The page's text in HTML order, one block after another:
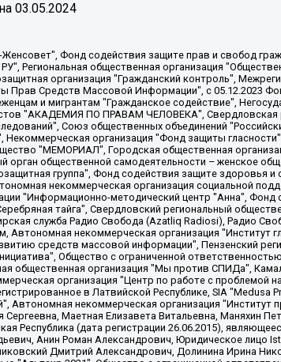
03.05.2024
Баданин Роман Сергеевич, Гликин Максим Александрович, Железнова Мария Михайловна, Лукьянова Юлия Сергеевна, Маетная Елизавета Витальевна, Маняхин Петр Борисович, Чуракова Ольга Владимировна, Ярош Юлия Петровна, Юридическое лицо "The Insider SIA", зарегистрированное в Риге, Латвийская Республика (дата регистрации 26.06.2015), являющееся администратором доменного имени интернет-издания "The Insider SIA", https://theins.ru, Постернак Алексей Евгеньевич, Рубин Михаил Аркадьевич, Анин Роман Александрович, Юридическое лицо Istories fonds, зарегистрированное в Латвийской Республике (регистрационный номер 50008295751, дата регистрации 24.02.2020), Великовский Дмитрий Александрович, Долинина Ирина Николаевна, Мароховская Алеся Алексеевна, Шлейнов Роман Юрьевич, Шмагун Олеся Валентиновна, Общество с ограниченной ответственностью "Альтаир 2021", Общество с ограниченной ответственностью "Вега 2021", Общество с ограниченной ответственностью "Главный редактор 2021", Общество с ограниченной ответственностью "Ромашки монолит", Важенков Артем Валерьевич, Ивановская областная общественная организация "Центр гендерных исследований", Гурман Юрий Альбертович, Медиапроект "ОВД-Инфо", Егоров Владимир Владимирович, Жилинский Владимир Александрович, Общество с ограниченной ответственностью "ЗП", Иванова София Юрьевна, Карезина Инна Павловна, Кильтау Екатерина Викторовна, Петров Алексей Викторович, Пискунов Сергей Евгеньевич, Смирнов Сергей Сергеевич, Тихонов Михаил Сергеевич, Общество с ограниченной ответственностью "ЖУРНАЛИСТ-ИНОСТРАННЫЙ АГЕНТ", Арапова Галина Юрьевна, Вольтская Татьяна Анатольевна, Американская компания "Mason G.E.S. Anonymous Foundation" (США), являющаяся владельцем интернет-издания https://mnews.world/, Компания "Stichting Bellingcat", зарегистрированная в Нидерландах (дата регистрации 11.07.2018), Захаров Андрей Вячеславович, Клепиковская Екатерина Дмитриевна, Общество с ограниченной ответственностью "МЕМО", Перл Роман Александрович, Симонов Евгений Алексеевич, Соловьева Елена Анатольевна, Сотников Даниил Владимирович, Сурначева Елизавета Дмитриевна, Автономная некоммерческая организация по защите прав человека и информированию населения "Якутия – Наше Мнение", Общество с ограниченной ответственностью "Москоу диджитал медиа", с 26.01.2023 Общество с ограниченной ответственностью "Чайка Белые сады", Ветошкина Валерия Валерьевна, Заговора Максим Александрович, Межрегиональное общественное движение "Российская ЛГБТ - сеть", Оленичев Максим Владимирович, Павлов Иван Юрьевич, Скворцова Елена Сергеевна, Общество с ограниченной ответственностью "Как бы инагент", Кочетков Игорь Викторович, Общество с ограниченной ответственностью "Честные выборы", Еланчик Олег Александрович, Общество с ограниченной